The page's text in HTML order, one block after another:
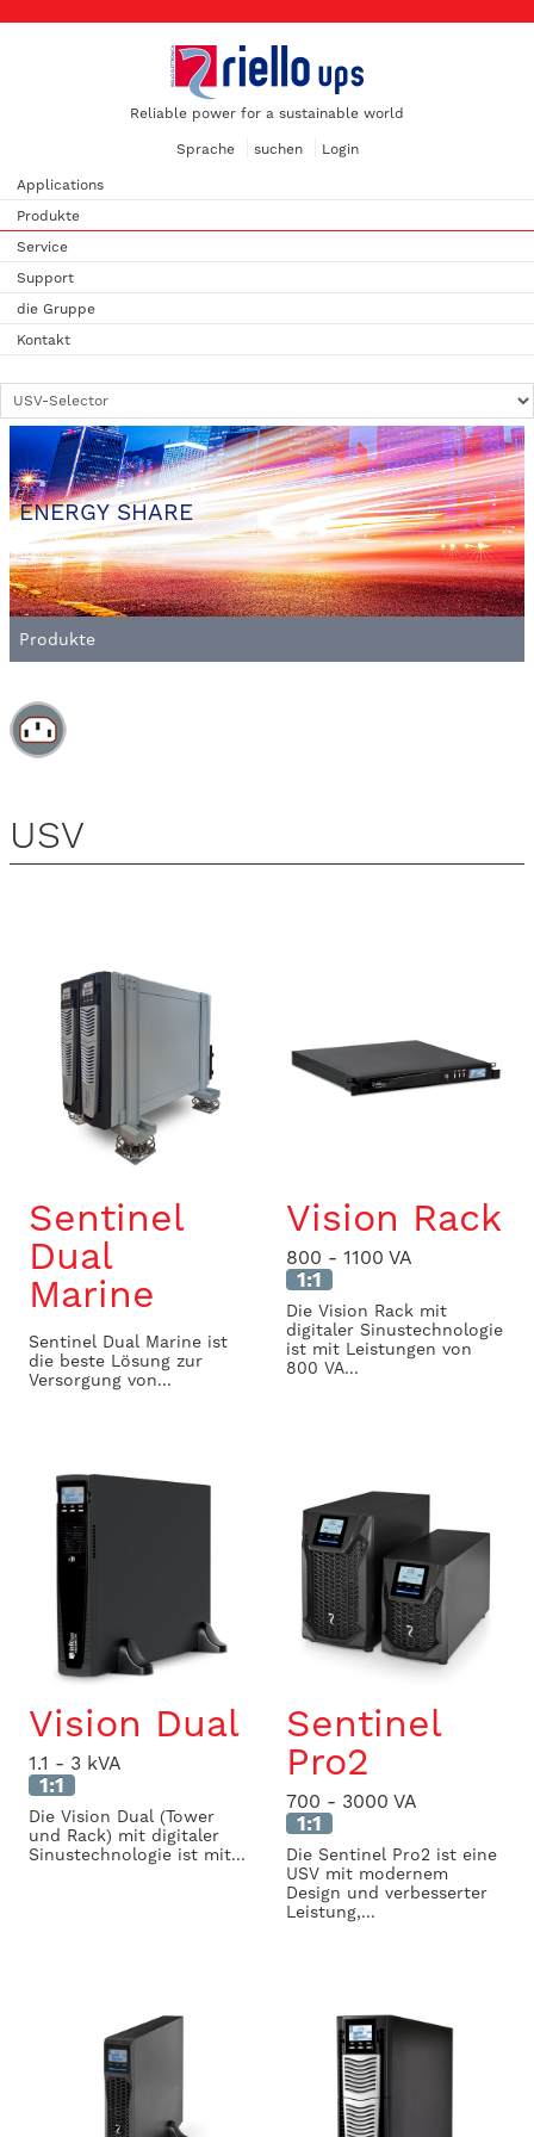
Reliable power for a sustainable world
Sprache suchen Login
Applications
Produkte
Service
Support
die Gruppe
Kontakt
ENERGY SHARE
Produkte
USV
Sentinel
Dual
Marine
Sentinel Dual Marine ist
die beste Lösung zur
Versorgung von...
Vision Rack
800 - 1100 VA
1:1
Die Vision Rack mit
digitaler Sinustechnologie
ist mit Leistungen von
800 VA...
Vision Dual
1.1 - 3 kVA
1:1
Die Vision Dual (Tower
und Rack) mit digitaler
Sinustechnologie ist mit...
Sentinel
Pro2
700 - 3000 VA
1:1
Die Sentinel Pro2 ist eine
USV mit modernem
Design und verbesserter
Leistung,...